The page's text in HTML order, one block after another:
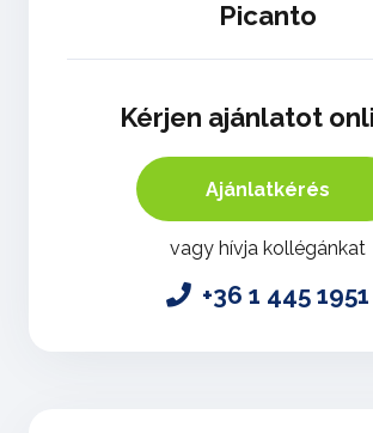
Picanto
Kérjen ajánlatot
Ajánlatkérés
vagy hívja kollégánkat
+36 1 445 1951